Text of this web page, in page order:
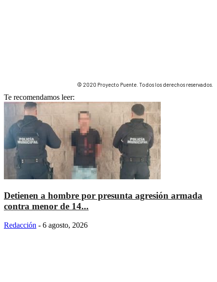
© 2020 Proyecto Puente. Todos los derechos reservados.
Te recomendamos leer:
Detienen a hombre por presunta agresión armada
contra menor de 14...
Redacción - 6 agosto, 2026